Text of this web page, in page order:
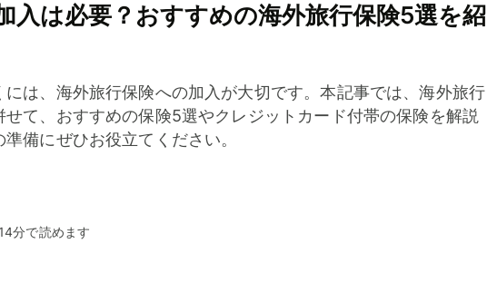
入は必要？おすすめの海外旅行保険5選を紹
には、海外旅行保険への加入が大切です。本記事では、海外旅行
て、おすすめの保険5選やクレジットカード付帯の保険を解説
備にぜひお役立てください。
14分で読めます